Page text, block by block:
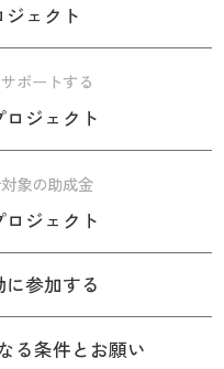
ェクト
ポートする
ジェクト
象の助成金
ジェクト
参加する
る条件とお願い